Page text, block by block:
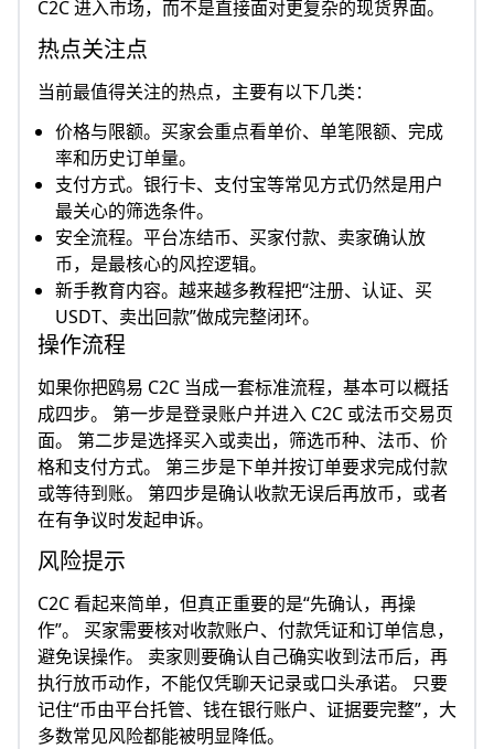
C2C 进入市场，而不是直接面对更复杂的现货界面。
热点关注点
当前最值得关注的热点，主要有以下几类：
价格与限额。买家会重点看单价、单笔限额、完成
率和历史订单量。
支付方式。银行卡、支付宝等常见方式仍然是用户
最关心的筛选条件。
安全流程。平台冻结币、买家付款、卖家确认放
币，是最核心的风控逻辑。
新手教育内容。越来越多教程把“注册、认证、买
USDT、卖出回款”做成完整闭环。
操作流程
如果你把鸥易 C2C 当成一套标准流程，基本可以概括
成四步。 第一步是登录账户并进入 C2C 或法币交易页
面。 第二步是选择买入或卖出，筛选币种、法币、价
格和支付方式。 第三步是下单并按订单要求完成付款
或等待到账。 第四步是确认收款无误后再放币，或者
在有争议时发起申诉。
风险提示
C2C 看起来简单，但真正重要的是“先确认，再操
作”。 买家需要核对收款账户、付款凭证和订单信息，
避免误操作。 卖家则要确认自己确实收到法币后，再
执行放币动作，不能仅凭聊天记录或口头承诺。 只要
记住“币由平台托管、钱在银行账户、证据要完整”，大
多数常见风险都能被明显降低。